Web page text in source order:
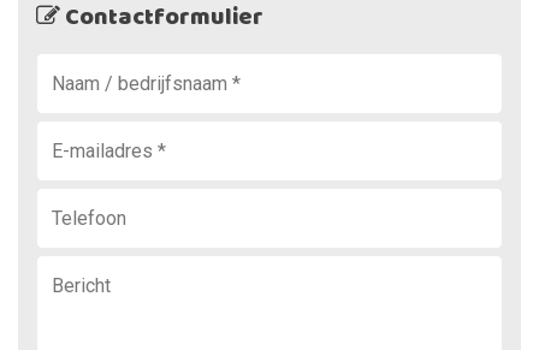
Contactformulier